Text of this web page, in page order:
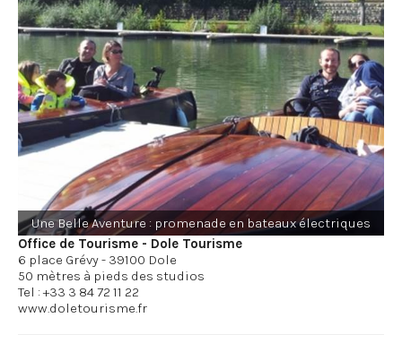
Une Belle Aventure : promenade en bateaux électriques
Office de Tourisme - Dole Tourisme
6 place Grévy - 39100 Dole
50 mètres à pieds des studios
Tel : +33 3 84 72 11 22